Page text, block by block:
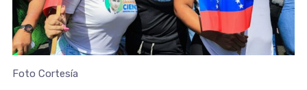
Foto Cortesía